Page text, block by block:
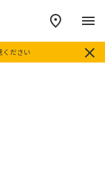
ください
メ